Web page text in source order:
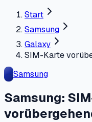
Start
Samsung
Galaxy
SIM-Karte
Samsung
Samsung: